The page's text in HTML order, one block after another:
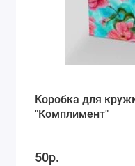
Коробка для
"Комплимент"
50р.